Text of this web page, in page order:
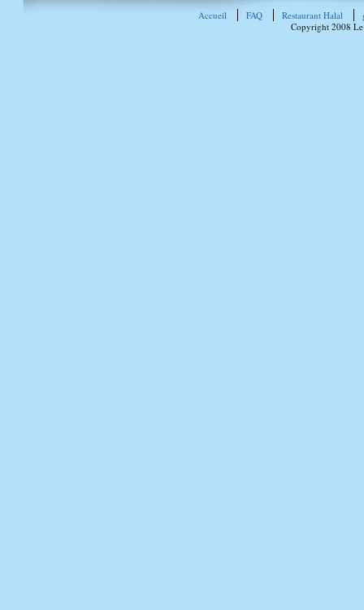
Accueil FAQ Restaurant Halal
Copyright 2008